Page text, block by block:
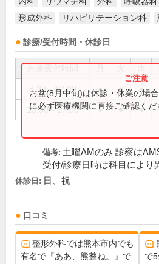
形成外科
リハビリテーション科
診療/受付時間・休診日
8:30～12:00 ● ● ●
13:30～17:00 ● ● ●
お盆(8月中旬)は休診・休業の場
に必ず医療機関に直接ご確認くだ
備考: 土曜AMのみ 診察は
受付/診療日時は科目により
休診日: 日、祝
口コミ
整形外科では熊本市内でも
有名で『ああ、熊整ね。』で
で